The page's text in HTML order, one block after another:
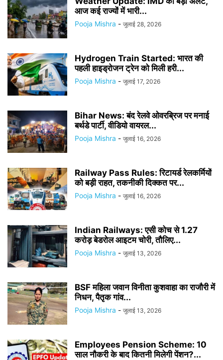
आज कई राज्यों में भारी...
Pooja Mishra - जुलाई 28, 2026
Hydrogen Train Started: भारत की
पहली हाइड्रोजन ट्रेन को मिली हरी...
Pooja Mishra - जुलाई 17, 2026
Bihar News: बंद रेलवे ओवरब्रिज पर मनाई
बर्थडे पार्टी, वीडियो वायरल...
Pooja Mishra - जुलाई 16, 2026
Railway Pass Rules: रिटायर्ड रेलकर्मियों
को बड़ी राहत, तकनीकी दिक्कत पर...
Pooja Mishra - जुलाई 16, 2026
Indian Railways: एसी कोच से 1.27
करोड़ बेडरोल आइटम चोरी, तौलिए...
Pooja Mishra - जुलाई 13, 2026
BSF महिला जवान विनीता कुशवाहा का राजौरी में
निधन, पैतृक गांव...
Pooja Mishra - जुलाई 13, 2026
Employees Pension Scheme: 10
साल नौकरी के बाद कितनी मिलेगी पेंशन?...